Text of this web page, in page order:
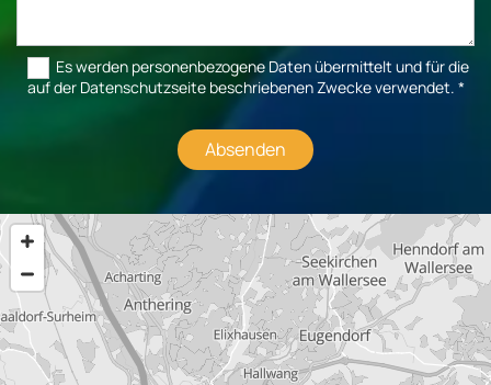
Es werden personenbezogene Daten übermittelt und für die
auf der Datenschutzseite beschriebenen Zwecke verwendet. *